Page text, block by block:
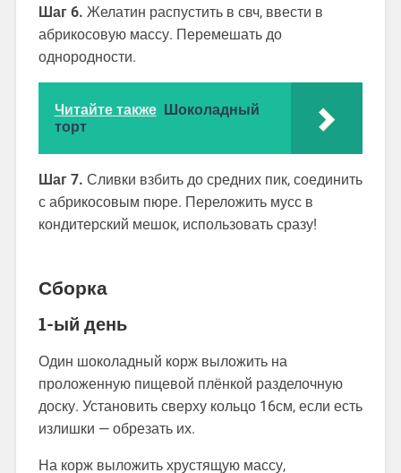
Шаг 6. Желатин распустить в свч, ввести в
абрикосовую массу. Перемешать до
однородности.
Читайте также Шоколадный
торт
Шаг 7. Сливки взбить до средних пик, соединить
с абрикосовым пюре. Переложить мусс в
кондитерский мешок, использовать сразу!
Сборка
1-ый день
Один шоколадный корж выложить на
проложенную пищевой плёнкой разделочную
доску. Установить сверху кольцо 16см, если есть
излишки — обрезать их.
На корж выложить хрустящую массу,